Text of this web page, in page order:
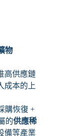
物
高供應鏈
成本的上
購恢復 +
的供應稀
備等產業